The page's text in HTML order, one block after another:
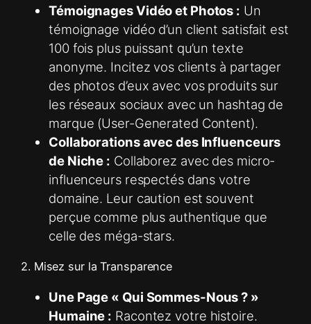
Témoignages Vidéo et Photos : Un
témoignage vidéo d’un client satisfait est
100 fois plus puissant qu’un texte
anonyme. Incitez vos clients à partager
des photos d’eux avec vos produits sur
les réseaux sociaux avec un hashtag de
marque (User-Generated Content).
Collaborations avec des Influenceurs
de Niche : Collaborez avec des micro-
influenceurs respectés dans votre
domaine. Leur caution est souvent
perçue comme plus authentique que
celle des méga-stars.
2. Misez sur la Transparence
Une Page « Qui Sommes-Nous ? »
Humaine : Racontez votre histoire.